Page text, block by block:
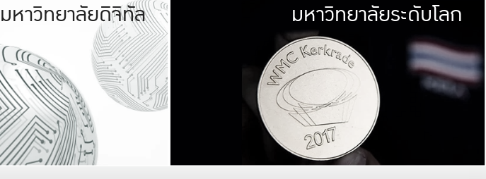
มหาวิทยาลัยรับผิดชอบต่อสังคม
ร่วมมือกับชุมชน เพื่อความกินดีอยู่ดี
และความสุขอย่างยั่งยืน
มองปัญหาในภาพกว้าง
แก้ไขจากปัญหาจุดเล็กๆ
มหาวิทยาลัยดิจิทัล มหาวิทยา
พร้อมที่จ
และผลักดันในการใช้ระบบส
เพื่อการทำงานแ
มหาวิทยาลัยระดับโลก